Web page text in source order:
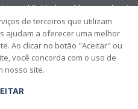
Interiores, Design e Arte de
publicidade vídeo podcast
de terceiros que utilizam
ajudam a oferecer uma melhor
Ao clicar no botão "Aceitar" ou
você concorda com o uso de
nosso site.